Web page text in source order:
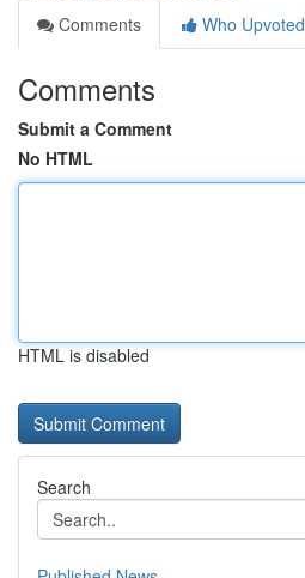
Comments
Who Upvoted
Comments
Submit a Comment
No HTML
HTML is disabled
Search